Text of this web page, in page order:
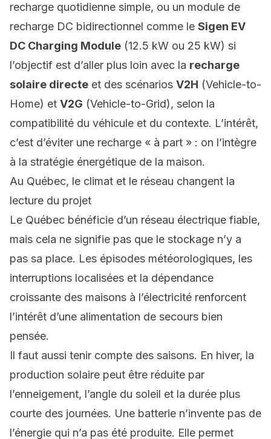
recharge quotidienne simple, ou un module de
recharge DC bidirectionnel comme le Sigen EV
DC Charging Module (12.5 kW ou 25 kW) si
l’objectif est d’aller plus loin avec la recharge
solaire directe et des scénarios V2H (Vehicle-to-
Home) et V2G (Vehicle-to-Grid), selon la
compatibilité du véhicule et du contexte. L’intérêt,
c’est d’éviter une recharge « à part » : on l’intègre
à la stratégie énergétique de la maison.
Au Québec, le climat et le réseau changent la
lecture du projet
Le Québec bénéficie d’un réseau électrique fiable,
mais cela ne signifie pas que le stockage n’y a
pas sa place. Les épisodes météorologiques, les
interruptions localisées et la dépendance
croissante des maisons à l’électricité renforcent
l’intérêt d’une alimentation de secours bien
pensée.
Il faut aussi tenir compte des saisons. En hiver, la
production solaire peut être réduite par
l’enneigement, l’angle du soleil et la durée plus
courte des journées. Une batterie n’invente pas de
l’énergie qui n’a pas été produite. Elle permet